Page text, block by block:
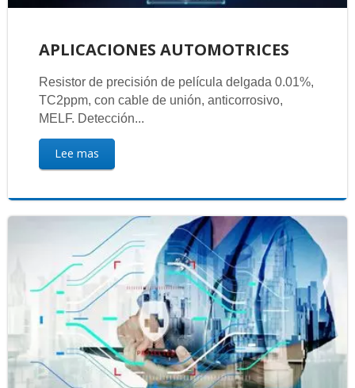
APLICACIONES AUTOMOTRICES
Resistor de precisión de película delgada 0.01%,
TC2ppm, con cable de unión, anticorrosivo,
MELF. Detección...
Lee mas